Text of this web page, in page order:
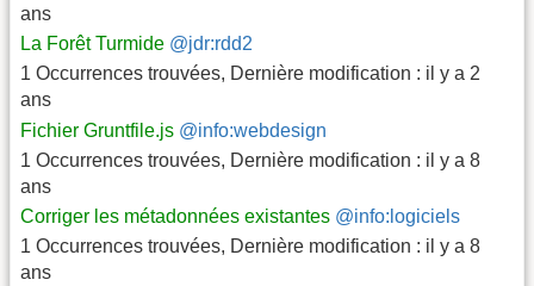
ans
La Forêt Turmide @jdr:rdd2
1 Occurrences trouvées, Dernière modification : il y a 2
ans
Fichier Gruntfile.js @info:webdesign
1 Occurrences trouvées, Dernière modification : il y a 8
ans
Corriger les métadonnées existantes @info:logiciels
1 Occurrences trouvées, Dernière modification : il y a 8
ans